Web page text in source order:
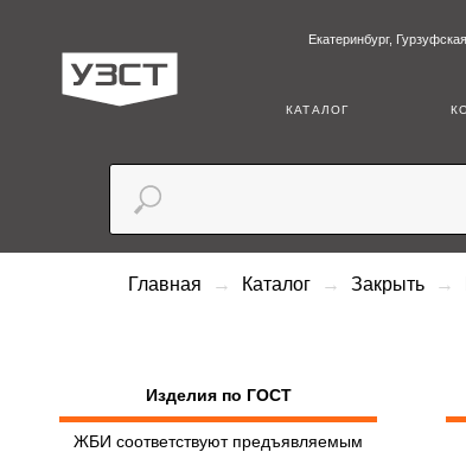
Екатеринбург, Гурзуфская 44
Главная Каталог Закрыть
Изделия по ГОСТ
ЖБИ соответствуют предъявляемым